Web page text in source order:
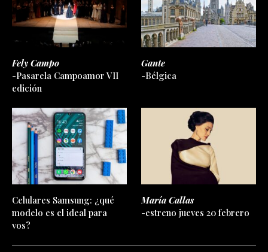
Fely Campo
-Pasarela Campoamor VII
edición
Gante
-Bélgica
Celulares Samsung: ¿qué
modelo es el ideal para
vos?
María Callas
-estreno jueves 20 febrero